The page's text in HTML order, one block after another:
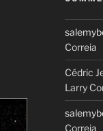
Correia
Cédric
Larry
Correia